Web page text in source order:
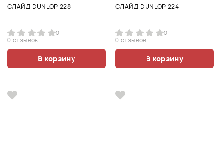
СЛАЙД DUNLOP 228
0
0 отзывов
В корзину
СЛАЙД DUNLOP 224
0
0 отзывов
В корзину